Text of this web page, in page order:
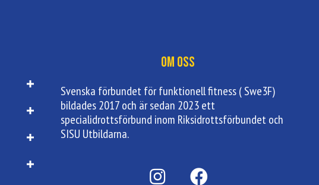
Om oss
Svenska förbundet för funktionell fitness ( Swe3F)
bildades 2017 och är sedan 2023 ett
specialidrottsförbund inom Riksidrottsförbundet och
SISU Utbildarna.